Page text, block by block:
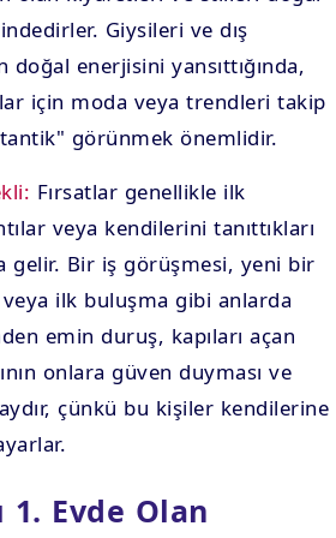
Giysileri ve dış
enerjisini yansıttığında,
için moda veya trendleri takip
görünmek önemlidir.
Fırsatlar genellikle ilk
veya kendilerini tanıttıkları
gelir. Bir iş görüşmesi, yeni bir
ilk buluşma gibi anlarda
emin duruş, kapıları açan
onlara güven duyması ve
çünkü bu kişiler kendilerine
1. Evde Olan